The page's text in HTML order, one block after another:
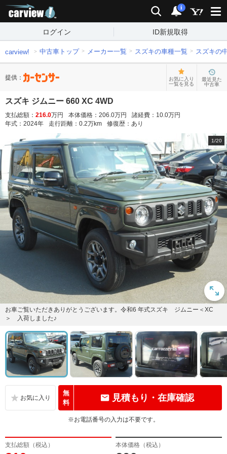
検索 通知
i
ログイン ID新規取得
carview! 中古車トップ メーカー一覧 スズキの車種一覧 スズキの
提供：
お気に入り
一覧を見る
最近見た
中古車
スズキ ジムニー 660 XC 4WD
支払総額： 216.0万円 本体価格： 206.0万円 諸経費： 10.0万円
年式： 2024年 走行距離： 0.2万km 修復歴： あり
1/20
お車ご覧いただきありがとうございます。令和6 年式スズキ ジムニー＜XC
＞ 入荷しました♪
無
料
見積もり・在庫確認
※お電話番号の入力は不要です。
支払総額（税込） 本体価格（税込）